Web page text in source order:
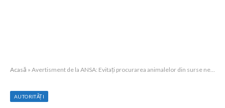
Acasă » Avertisment de la ANSA: Evitați procurarea animalelor din surse neautorizate pentru a preveni riscurile sanitare
AUTORITĂȚI